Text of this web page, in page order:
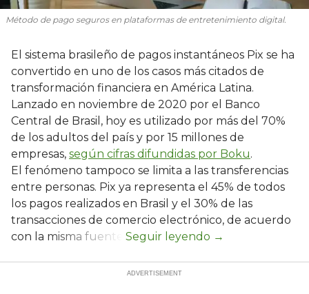
Método de pago seguros en plataformas de entretenimiento digital.
El sistema brasileño de pagos instantáneos Pix se ha
convertido en uno de los casos más citados de
transformación financiera en América Latina.
Lanzado en noviembre de 2020 por el Banco
Central de Brasil, hoy es utilizado por más del 70%
de los adultos del país y por 15 millones de
empresas, según cifras difundidas por Boku.
El fenómeno tampoco se limita a las transferencias
entre personas. Pix ya representa el 45% de todos
los pagos realizados en Brasil y el 30% de las
transacciones de comercio electrónico, de acuerdo
con la misma fuente.